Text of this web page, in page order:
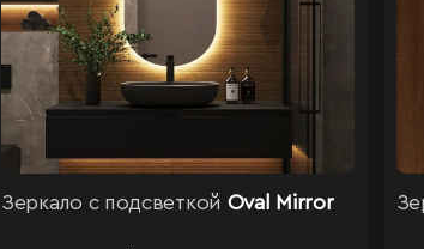
Зеркало с подсветкой Oval Mirror